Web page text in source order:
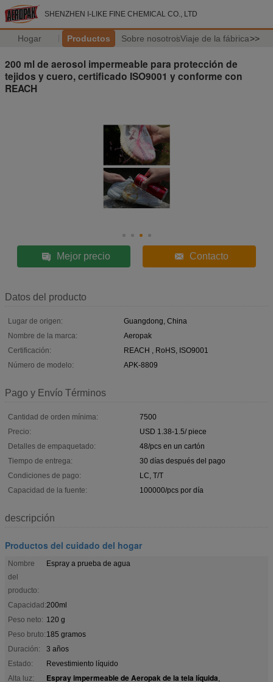
SHENZHEN I-LIKE FINE CHEMICAL CO., LTD
Hogar Productos Sobre nosotrosViaje de la fábrica>>
200 ml de aerosol impermeable para protección de
tejidos y cuero, certificado ISO9001 y conforme con
REACH
Mejor precio Contacto
Datos del producto
Lugar de origen:
Guangdong, China
Nombre de la marca:
Aeropak
Certificación:
REACH , RoHS, ISO9001
Número de modelo:
APK-8809
Pago y Envío Términos
Cantidad de orden mínima:
7500
Precio:
USD 1.38-1.5/ piece
Detalles de empaquetado:
48/pcs en un cartón
Tiempo de entrega:
30 días después del pago
Condiciones de pago:
LC, T/T
Capacidad de la fuente:
100000/pcs por día
descripción
Productos del cuidado del hogar
Nombre
del
producto:
Espray a prueba de agua
Capacidad:200ml
Peso neto: 120 g
Peso bruto: 185 gramos
Duración:
3 años
Estado:
Revestimiento líquido
Alta luz:
Espray impermeable de Aeropak de la tela líquida,